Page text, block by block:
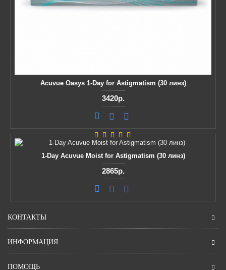
Acuvue Oasys 1-Day for Astigmatism (30 линз)
3420р.
1-Day Acuvue Moist for Astigmatism (30 линз)
2865р.
КОНТАКТЫ
ИНФОРМАЦИЯ
ПОМОЩЬ